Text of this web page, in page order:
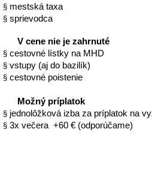
§ mestská taxa
§ sprievodca
V cene nie je zahrnuté
§ cestovné lístky na MHD
§ vstupy (aj do bazilík)
§ cestovné poistenie
Možný príplatok
§ jednolôžková izba za príplatok na
§ 3x večera +60 € (odporúčame)